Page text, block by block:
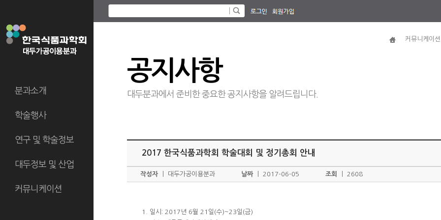
분과소개
학술행사
연구 및 학술정보
대두정보 및 산업
커뮤니케이션
커뮤니케이션
공지사항
대두분과에서 준비한 중요한 공지사항을 알려드립니다.
2017 한국식품과학회 학술대회 및 정기총회 안내
작성자 대두가공이용분과 날짜ㅣ 2017-06-05 조회 2608
1. 일시: 2017년 6월 21일(수)~23일(금)